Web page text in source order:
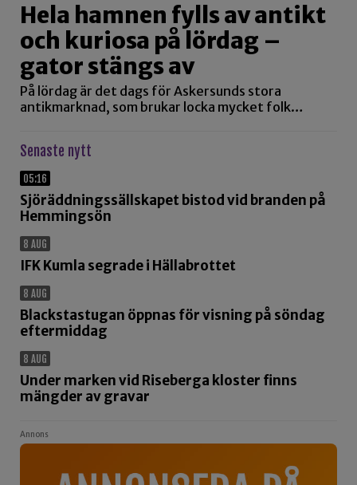
Hela hamnen fylls av antikt
och kuriosa på lördag –
gator stängs av
På lördag är det dags för Askersunds stora
antikmarknad, som brukar locka mycket folk…
Senaste nytt
05:16
Sjöräddningssällskapet bistod vid branden på
Hemmingsön
8 AUG
IFK Kumla segrade i Hällabrottet
8 AUG
Blackstastugan öppnas för visning på söndag
eftermiddag
8 AUG
Under marken vid Riseberga kloster finns
mängder av gravar
Annons